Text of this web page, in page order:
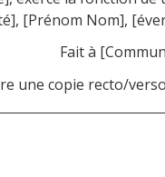
[Prénom Nom],
Fait à
une copie recto/